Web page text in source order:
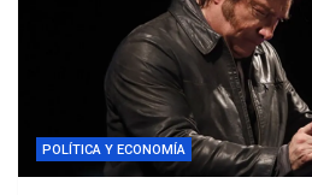
POLÍTICA Y ECONOMÍA